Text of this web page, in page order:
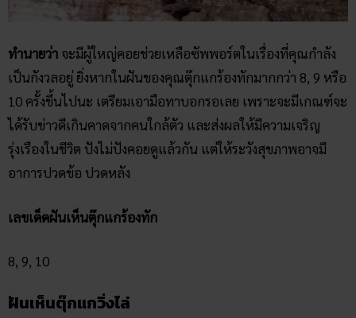
ทำนายว่า จะมีผู้ใหญ่คอยช่วยเหลือซัพพอร์ตในเรื่องที่คุณกำลัง
เป็นกังวลอยู่ ยิ่งหากในฝันของคุณตุ๊กแกร้องทักมากกว่า 8, 9 หรือ
10 ครั้งขึ้นไปนะ เตรียมเอามือทาบอกรอเลย เพราะจะมีเกณฑ์จะ
ได้รับข่าวดีเกินคาดจากคนใกล้ตัว และส่งผลให้มีความเจริญ
รุ่งเรืองในชีวิต ปังไม่ปังคอยดูแล้วกัน แต่ให้ระวังสุขภาพอาจมี
อาการปวดข้อ ปวดหลัง
เลขเด็ดฝันเห็นตุ๊กแกร้องทัก
8, 9, 10
ฝันเห็นตุ๊กแกวิ่งไล่